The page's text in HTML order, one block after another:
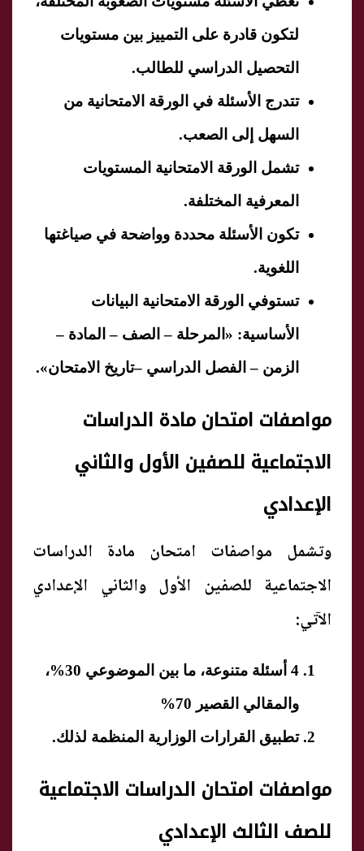
لتكون قادرة على التمييز بين مستويات
التحصيل الدراسي للطالب.
تتدرج الأسئلة في الورقة الامتحانية من
السهل إلى الصعب.
تشمل الورقة الامتحانية المستويات
المعرفية المختلفة.
تكون الأسئلة محددة وواضحة في صياغتها
اللغوية.
تستوفي الورقة الامتحانية البيانات
الأساسية: «المرحلة – الصف – المادة –
الزمن – الفصل الدراسي –تاريخ الامتحان».
مواصفات امتحان مادة الدراسات
الاجتماعية للصفين الأول والثاني
الإعدادي
وتشمل مواصفات امتحان مادة الدراسات
الاجتماعية للصفين الأول والثاني الإعدادي
الآتي:
4 أسئلة متنوعة، ما بين الموضوعي 30%،
والمقالي القصير 70%
تطبيق القرارات الوزارية المنظمة لذلك.
مواصفات امتحان الدراسات الاجتماعية
للصف الثالث الإعدادي